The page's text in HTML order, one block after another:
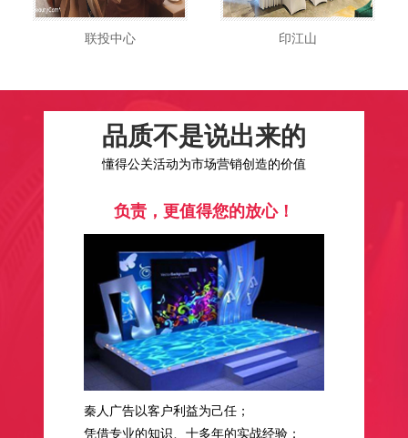
联投中心 印江山
品质不是说出来的
懂得公关活动为市场营销创造的价值
负责，更值得您的放心！
秦人广告以客户利益为己任；
凭借专业的知识、十多年的实战经验；